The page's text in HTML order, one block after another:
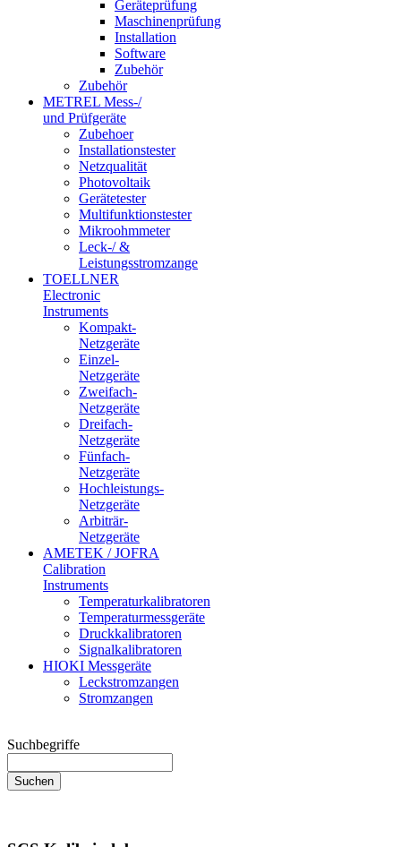
Geräteprüfung
Maschinenprüfung
Installation
Software
Zubehör
Zubehör
METREL Mess-/
und Prüfgeräte
Zubehoer
Installationstester
Netzqualität
Photovoltaik
Gerätetester
Multifunktionstester
Mikroohmmeter
Leck-/ &
Leistungsstromzange
TOELLNER
Electronic
Instruments
Kompakt-
Netzgeräte
Einzel-
Netzgeräte
Zweifach-
Netzgeräte
Dreifach-
Netzgeräte
Fünfach-
Netzgeräte
Hochleistungs-
Netzgeräte
Arbiträr-
Netzgeräte
AMETEK / JOFRA
Calibration
Instruments
Temperaturkalibratoren
Temperaturmessgeräte
Druckkalibratoren
Signalkalibratoren
HIOKI Messgeräte
Leckstromzangen
Stromzangen
Suchbegriffe